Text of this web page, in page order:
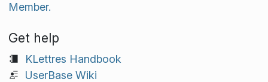
Member.
Get help
KLettres Handbook
UserBase Wiki